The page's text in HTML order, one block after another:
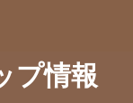
プ情報